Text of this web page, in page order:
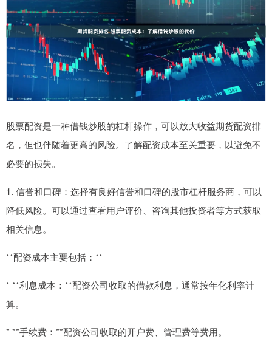
股票配资是一种借钱炒股的杠杆操作，可以放大收益期货配资排
名，但也伴随着更高的风险。了解配资成本至关重要，以避免不
必要的损失。
1. 信誉和口碑：选择有良好信誉和口碑的股市杠杆服务商，可以
降低风险。可以通过查看用户评价、咨询其他投资者等方式获取
相关信息。
**配资成本主要包括：**
* **利息成本：**配资公司收取的借款利息，通常按年化利率计
算。
* **手续费：**配资公司收取的开户费、管理费等费用。